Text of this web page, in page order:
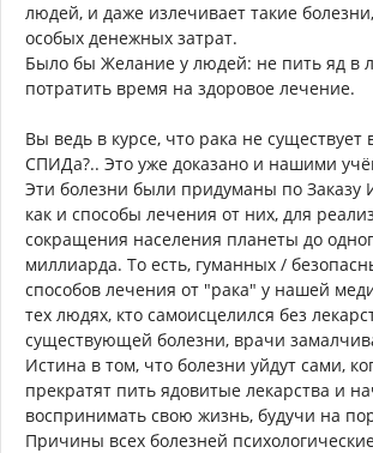
людей, и даже излечивает такие
особых денежных затрат.
Было бы Желание у людей: не пить яд в
потратить время на здоровое лечение.
Вы ведь в курсе, что рака не существует
СПИДа?.. Это уже доказано и нашими
Эти болезни были придуманы по Заказу
как и способы лечения от них, для
сокращения населения планеты до
миллиарда. То есть, гуманных /
способов лечения от "рака" у нашей
тех людях, кто самоисцелился без
существующей болезни, врачи
Истина в том, что болезни уйдут сами,
прекратят пить ядовитые лекарства и
воспринимать свою жизнь, будучи на
Причины всех болезней